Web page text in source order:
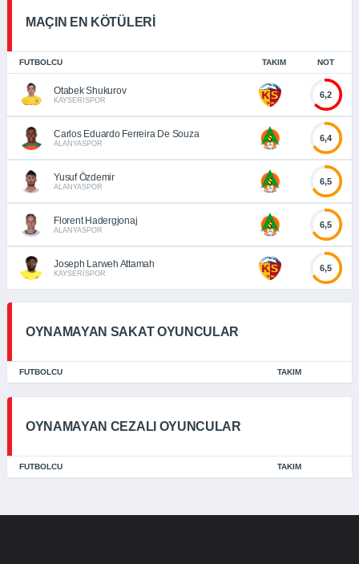
MAÇIN EN KÖTÜLERİ
FUTBOLCU TAKIM NOT
Otabek Shukurov
KAYSERİSPOR
6,2
Carlos Eduardo Ferreira De Souza
ALANYASPOR
6,4
Yusuf Özdemir
ALANYASPOR
6,5
Florent Hadergjonaj
ALANYASPOR
6,5
Joseph Larweh Attamah
KAYSERİSPOR
6,5
OYNAMAYAN SAKAT OYUNCULAR
FUTBOLCU TAKIM
OYNAMAYAN CEZALI OYUNCULAR
FUTBOLCU TAKIM